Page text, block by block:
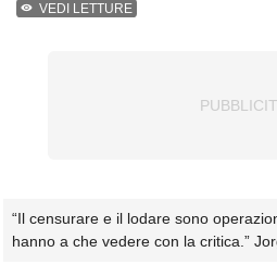
VEDI LETTURE
“Il censurare e il lodare sono
hanno a che vedere con la critica.”